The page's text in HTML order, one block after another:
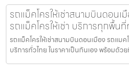
รถแม็คโครให้เช่าสนามบินดอนเ
รถแม็คโครให้เช่า บริการทุกพื้น
รถแม็คโครให้เช่าสนามบินดอนเมือง รถแมค
บริการทั่วไทย ในราคาเป็นกันเอง พร้อมด้ว